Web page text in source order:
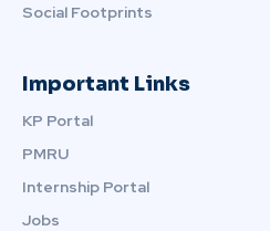
Social Footprints
Important Links
KP Portal
PMRU
Internship Portal
Jobs